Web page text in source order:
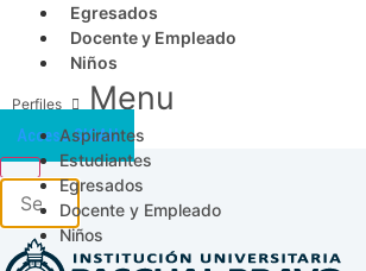
Egresados
Docente y Empleado
Niños
Menu
Aspirantes
Estudiantes
Egresados
Docente y Empleado
Niños
Acceso SICAU